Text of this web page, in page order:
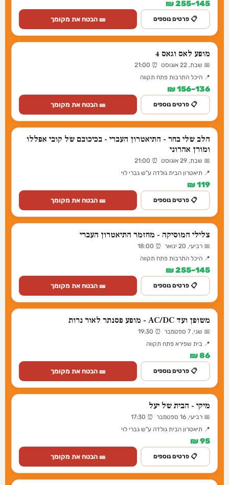
145–255 ₪
📋 פרטים נוספים 🎫 הבטח את מקומך
מופע לאס וגאס 4
📅 שבת, 22 אוגוסט ⏰ 21:00
📍 היכל התרבות פתח תקווה
136–156 ₪
📋 פרטים נוספים 🎫 הבטח את מקומך
הלב שלי בחר - התיאטרון העברי - בכיכובם של קובי אפללו
ומורן אהרוני
📅 שבת, 29 אוגוסט ⏰ 21:00
📍 תיאטרון הבית גולדה ע"ש גברי לוי
119 ₪
📋 פרטים נוספים 🎫 הבטח את מקומך
צלילי המוסיקה - מחזמר התיאטרון העברי
📅 רביעי, 20 ינואר ⏰ 18:00
📍 היכל התרבות פתח תקווה
145–255 ₪
📋 פרטים נוספים 🎫 הבטח את מקומך
משופן ועד AC/DC - מופע פסנתר לאור נרות
📅 שני, 7 ספטמבר ⏰ 19:30
📍 בית שפירא פתח תקווה
86 ₪
📋 פרטים נוספים 🎫 הבטח את מקומך
מיקי - הבית של יעל
📅 רביעי, 16 ספטמבר ⏰ 17:30
📍 תיאטרון הבית גולדה ע"ש גברי לוי
95 ₪
📋 פרטים נוספים 🎫 הבטח את מקומך